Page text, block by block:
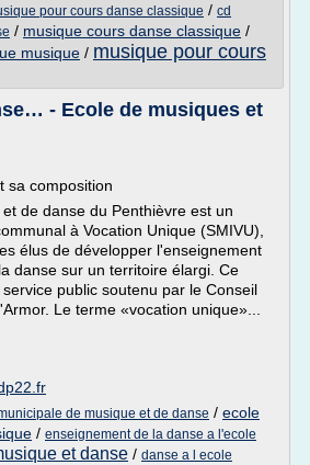
pour cours danse classique / cd
/ musique cours danse classique /
musique / musique pour cours
- Ecole de musiques et
sa composition
de danse du Penthièvre est un
à Vocation Unique (SMIVU),
élus de développer l'enseignement
danse sur un territoire élargi. Ce
public soutenu par le Conseil
Le terme «vocation unique»...
de musique et de danse / ecole
/ enseignement de la danse a l'ecole
et danse / danse a l ecole